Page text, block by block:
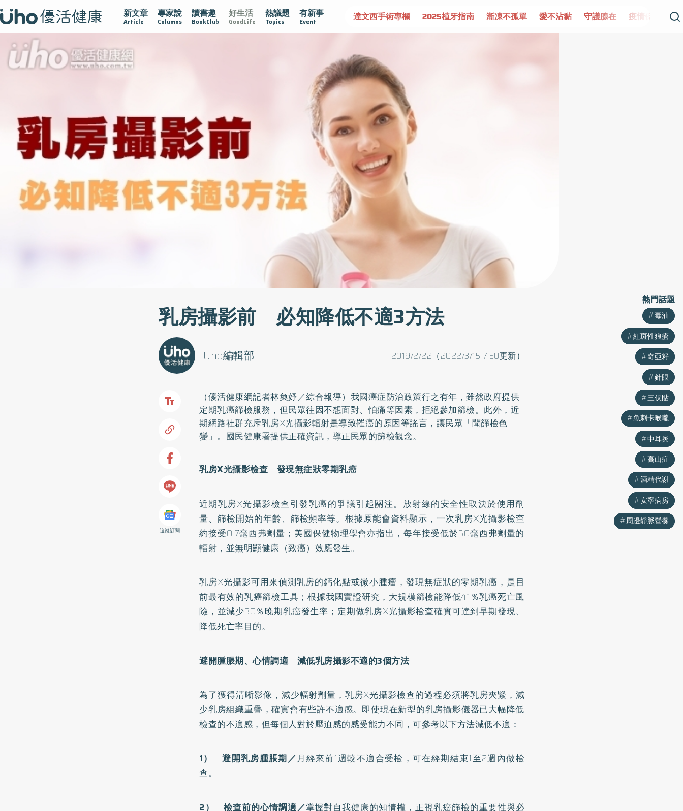
新文章
Article
專家說
Columns
讀書趣
BookClub
好生活
GoodLife
熱議題
Topics
有新事
Event
疫情保衛戰 再生醫學 愛的未來視 認識攝護腺肥大 守護骨骼健康 達文西手術專欄 2025植牙指南 漸凍不孤單 愛不沾黏 守護腺在 疫情保衛戰 再生醫學 愛的
乳房攝影前 必知降低不適3方法
2019/2/22（2022/3/15 7:50更新）
Uho編輯部
追蹤訂閱
（優活健康網記者林奐妤／綜合報導）我國癌症防治政策行之有年，雖然政府提供
定期乳癌篩檢服務，但民眾往因不想面對、怕痛等因素，拒絕參加篩檢。此外，近
期網路社群充斥乳房X光攝影輻射是導致罹癌的原因等謠言，讓民眾「聞篩檢色
變」。國民健康署提供正確資訊，導正民眾的篩檢觀念。
乳房X光攝影檢查 發現無症狀零期乳癌
近期乳房X光攝影檢查引發乳癌的爭議引起關注。放射線的安全性取決於使用劑
量、篩檢開始的年齡、篩檢頻率等。根據原能會資料顯示，一次乳房X光攝影檢查
約接受0.7毫西弗劑量；美國保健物理學會亦指出，每年接受低於50毫西弗劑量的
輻射，並無明顯健康（致癌）效應發生。
乳房X光攝影可用來偵測乳房的鈣化點或微小腫瘤，發現無症狀的零期乳癌，是目
前最有效的乳癌篩檢工具；根據我國實證研究，大規模篩檢能降低41％乳癌死亡風
險，並減少30％晚期乳癌發生率；定期做乳房X光攝影檢查確實可達到早期發現、
降低死亡率目的。
避開腫脹期、心情調適 減低乳房攝影不適的3個方法
為了獲得清晰影像，減少輻射劑量，乳房X光攝影檢查的過程必須將乳房夾緊，減
少乳房組織重疊，確實會有些許不適感。即使現在新型的乳房攝影儀器已大幅降低
檢查的不適感，但每個人對於壓迫感的感受能力不同，可參考以下方法減低不適：
1） 避開乳房腫脹期／月經來前1週較不適合受檢，可在經期結束1至2週內做檢
查。
2） 檢查前的心情調適／掌握對自我健康的知情權，正視乳癌篩檢的重要性與必
熱門話題
毒油
紅斑性狼瘡
奇亞籽
針眼
三伏貼
魚刺卡喉嚨
中耳炎
高山症
酒精代謝
安寧病房
周邊靜脈營養
熱門話題
毒油
紅斑性狼瘡
奇亞籽
針眼
三伏貼
魚刺卡喉嚨
中耳炎
高山症
酒精代謝
安寧病房
周邊靜脈營養